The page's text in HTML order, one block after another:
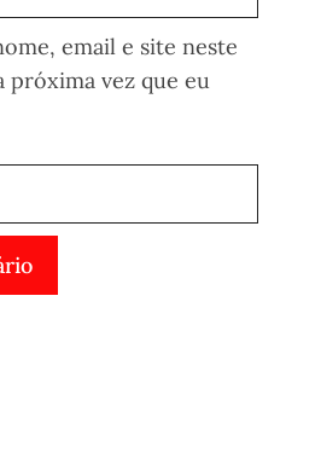
email e site neste
próxima vez que eu